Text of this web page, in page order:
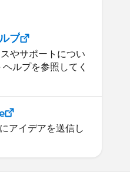
プ
やサポートについ
ルプを参照してく
アイデアを送信し